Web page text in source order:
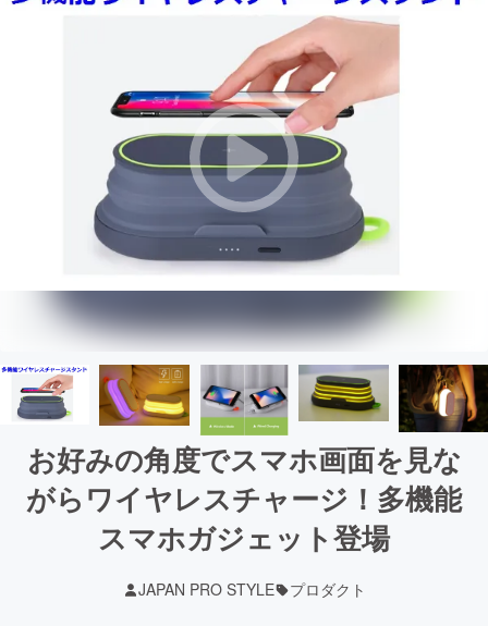
お好みの角度でスマホ画面を見な
がらワイヤレスチャージ！多機能
スマホガジェット登場
JAPAN PRO STYLE プロダクト